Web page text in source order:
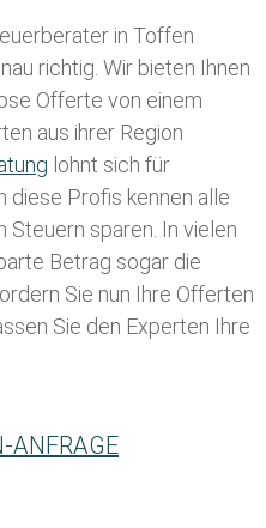
in Toffen
richtig. Wir bieten Ihnen
Offerte von einem
aus ihrer Region
lohnt sich für
diese Profis kennen alle
Steuern sparen. In vielen
Betrag sogar die
Sie nun Ihre Offerten
Sie den Experten Ihre
ANFRAGE